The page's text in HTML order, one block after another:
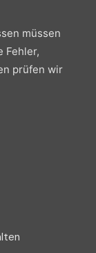
müssen
Fehler,
prüfen wir